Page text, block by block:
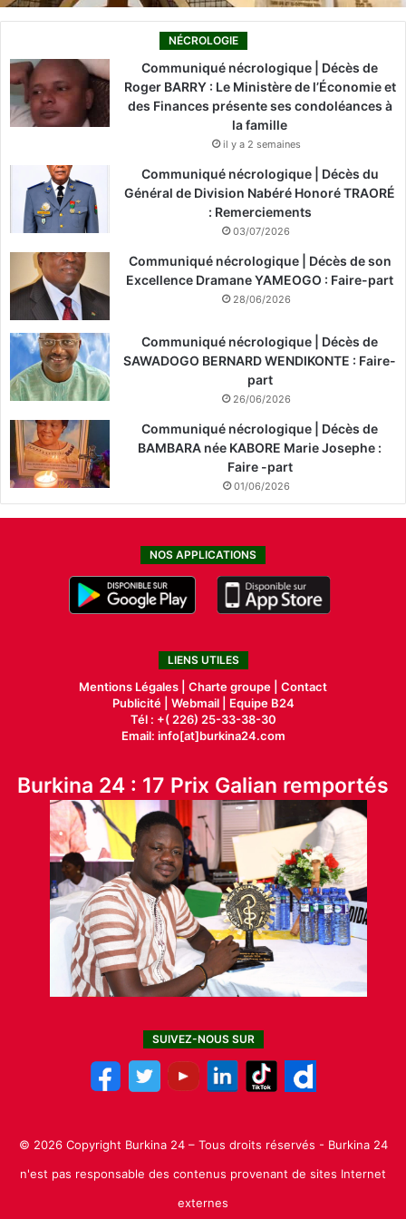
NÉCROLOGIE
Communiqué nécrologique | Décès de
Roger BARRY : Le Ministère de l’Économie et
des Finances présente ses condoléances à
la famille
il y a 2 semaines
Communiqué nécrologique | Décès du
Général de Division Nabéré Honoré TRAORÉ
: Remerciements
03/07/2026
Communiqué nécrologique | Décès de son
Excellence Dramane YAMEOGO : Faire-part
28/06/2026
Communiqué nécrologique | Décès de
SAWADOGO BERNARD WENDIKONTE : Faire-
part
26/06/2026
Communiqué nécrologique | Décès de
BAMBARA née KABORE Marie Josephe :
Faire -part
01/06/2026
NOS APPLICATIONS
LIENS UTILES
Mentions Légales | Charte groupe | Contact
Publicité| Webmail |
Equipe B24
Tél : +( 226) 25-33-38-30
Email: info[at]burkina24.com
Burkina 24 : 17 Prix Galian remportés
SUIVEZ-NOUS SUR
© 2026 Copyright Burkina 24 – Tous droits réservés - Burkina 24
n'est pas responsable des contenus provenant de sites Internet
externes